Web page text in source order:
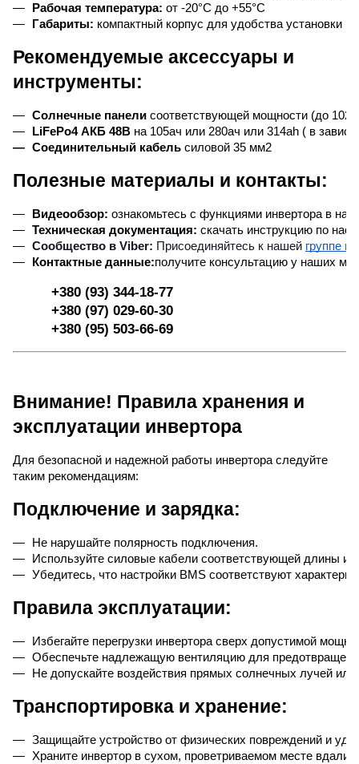
Рабочая температура: от -20°C до +55°C
Габариты: компактный корпус для удобства установки
Рекомендуемые аксессуары и
инструменты:
Солнечные панели соответствующей мощности (до
LiFePo4 АКБ 48В на 105ач или 280ач или 314ah ( в
Соединительный кабель силовой 35 мм2
Полезные материалы и контакты:
Видеообзор: ознакомьтесь с функциями инвертора в
Техническая документация: скачать инструкцию по
Сообщество в Viber: Присоединяйтесь к нашей группе в
Контактные данные:получите консультацию у наших
+380 (93) 344-18-77
+380 (97) 029-60-30
+380 (95) 503-66-69
Внимание! Правила хранения и
эксплуатации инвертора
Для безопасной и надежной работы инвертора следуйте
таким рекомендациям:
Подключение и зарядка:
Не нарушайте полярность подключения.
Используйте силовые кабели соответствующей длины и
Убедитесь, что настройки BMS соответствуют
Правила эксплуатации:
Избегайте перегрузки инвертора сверх допустимой
Обеспечьте надлежащую вентиляцию для
Не допускайте воздействия прямых солнечных лучей
Транспортировка и хранение:
Защищайте устройство от физических повреждений и
Храните инвертор в сухом, проветриваемом месте вдали